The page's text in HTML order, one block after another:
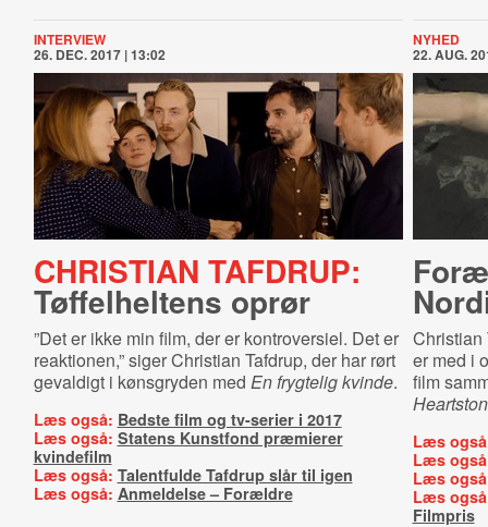
INTERVIEW
26. DEC. 2017 | 13:02
CHRISTIAN TAFDRUP:
Tøffelheltens oprør
”Det er ikke min film, der er kontroversiel. Det er
reaktionen,” siger Christian Tafdrup, der har rørt
gevaldigt i kønsgryden med En frygtelig kvinde.
Læs også: Bedste film og tv-serier i 2017
Læs også: Statens Kunstfond præmierer
kvindefilm
Læs også: Talentfulde Tafdrup slår til igen
Læs også: Anmeldelse – Forældre
NYHED
22. AUG.
Christian
er med i
film
Læs
Læs
Læs
Læs
Filmpris